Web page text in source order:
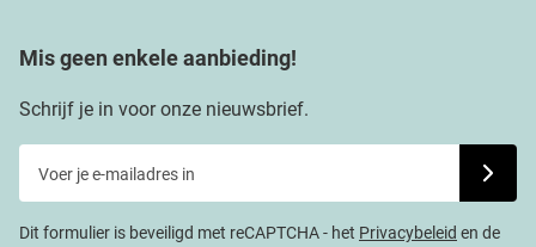
Mis geen enkele aanbieding!
Schrijf je in voor onze nieuwsbrief.
Dit formulier is beveiligd met reCAPTCHA - het Privacybeleid en de